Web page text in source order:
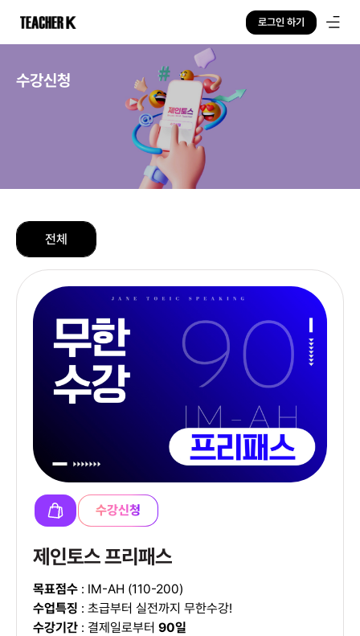
로그인 하기
수강신청
전체
수강신청
제인토스 프리패스
목표점수 : IM-AH (110-200)
수업특징 : 초급부터 실전까지 무한수강!
수강기간 : 결제일로부터 90일